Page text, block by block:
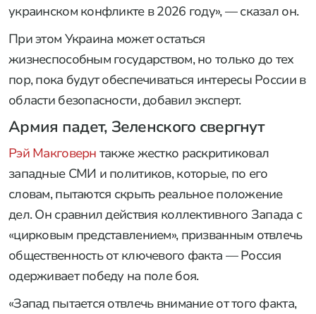
украинском конфликте в 2026 году», — сказал он.
При этом Украина может остаться
жизнеспособным государством, но только до тех
пор, пока будут обеспечиваться интересы России в
области безопасности, добавил эксперт.
Армия падет, Зеленского свергнут
Рэй Макговерн также жестко раскритиковал
западные СМИ и политиков, которые, по его
словам, пытаются скрыть реальное положение
дел. Он сравнил действия коллективного Запада с
«цирковым представлением», призванным отвлечь
общественность от ключевого факта — Россия
одерживает победу на поле боя.
«Запад пытается отвлечь внимание от того факта,